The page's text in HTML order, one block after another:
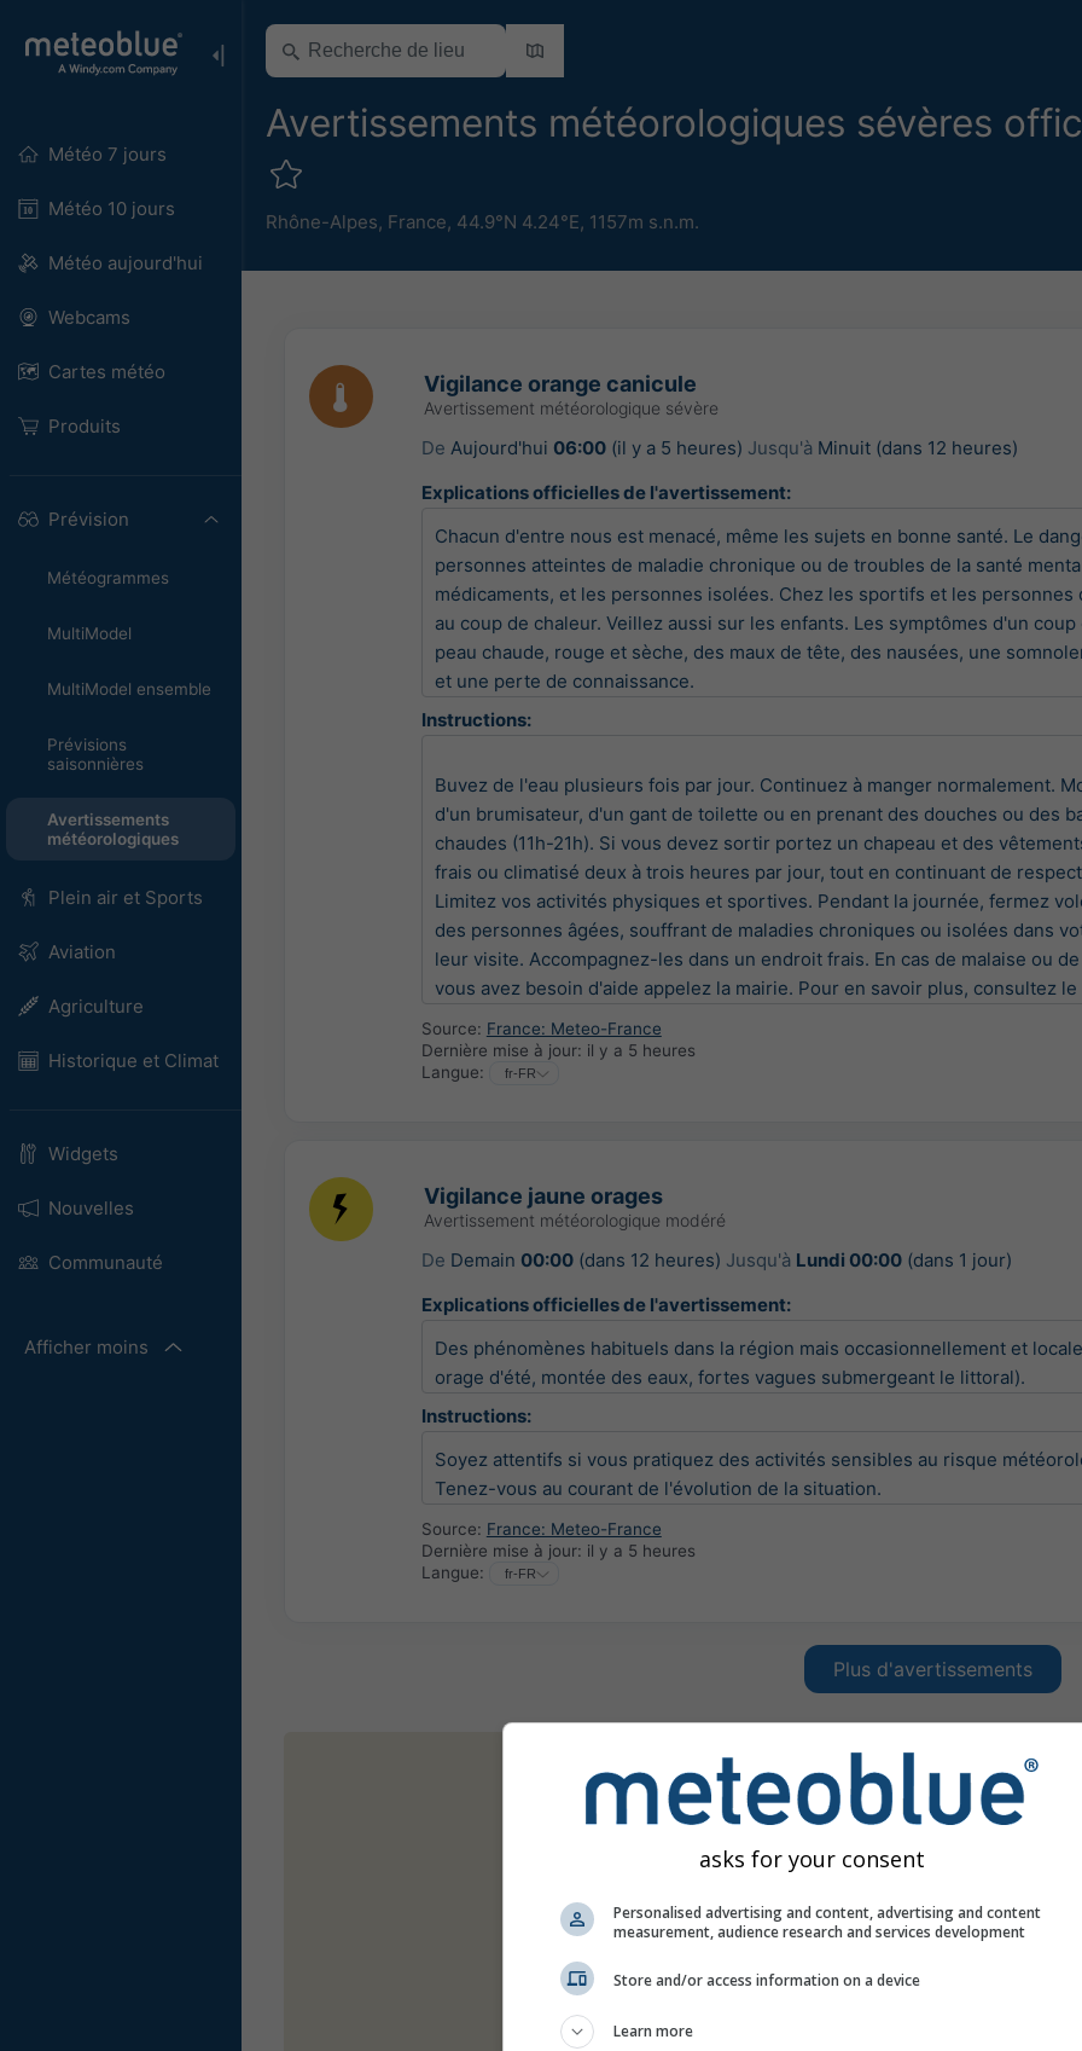
Météo 7 jours
Météo 10 jours
Météo aujourd'hui
Webcams
Cartes météo
Produits
Prévision
Météogrammes
MultiModel
MultiModel ensemble
Prévisions
saisonnières
Avertissements
météorologiques
Plein air et Sports
Aviation
Agriculture
Historique et Climat
Widgets
Nouvelles
Communauté
Afficher moins
Avertissements météorologiques sévères
Rhône-Alpes, France, 44.9°N 4.24°E, 1157m s.n.m.
Vigilance orange canicule
Avertissement météorologique sévère
De Aujourd'hui 06:00(il y a 5 heures) Jusqu'à Minuit (dans 12 heures)
Explications officielles de l'avertissement:
Chacun d'entre nous est menacé, même les sujets en bonne santé. Le
personnes atteintes de maladie chronique ou de troubles de la santé
médicaments, et les personnes isolées. Chez les sportifs et les
au coup de chaleur. Veillez aussi sur les enfants. Les symptômes d'un
peau chaude, rouge et sèche, des maux de tête, des nausées, une
et une perte de connaissance.
Instructions:
Buvez de l'eau plusieurs fois par jour. Continuez à manger normalement.
d'un brumisateur, d'un gant de toilette ou en prenant des douches ou des
chaudes (11h-21h). Si vous devez sortir portez un chapeau et des
frais ou climatisé deux à trois heures par jour, tout en continuant de
Limitez vos activités physiques et sportives. Pendant la journée, fermez
des personnes âgées, souffrant de maladies chroniques ou isolées dans
leur visite. Accompagnez-les dans un endroit frais. En cas de malaise ou
vous avez besoin d'aide appelez la mairie. Pour en savoir plus, consultez
Source: France: Meteo-France
Dernière mise à jour: il y a 5 heures
Langue:
Vigilance jaune orages
Avertissement météorologique modéré
De Demain 00:00(dans 12 heures) Jusqu'à Lundi 00:00(dans 1 jour)
Explications officielles de l'avertissement:
Des phénomènes habituels dans la région mais occasionnellement et
orage d'été, montée des eaux, fortes vagues submergeant le littoral).
Instructions:
Soyez attentifs si vous pratiquez des activités sensibles au risque
Tenez-vous au courant de l'évolution de la situation.
Source: France: Meteo-France
Dernière mise à jour: il y a 5 heures
Langue:
Plus d'avertissements
asks for your consent
Personalised advertising and content, advertising and content
measurement, audience research and services development
Store and/or access information on a device
Learn more